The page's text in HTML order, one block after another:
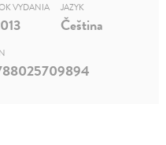
VYDANIA JAZYK
Čeština